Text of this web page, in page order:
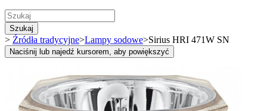
Szukaj
> Źródła tradycyjne>Lampy sodowe>Sirius HRI 471W SN
Naciśnij lub najedź kursorem, aby powiększyć